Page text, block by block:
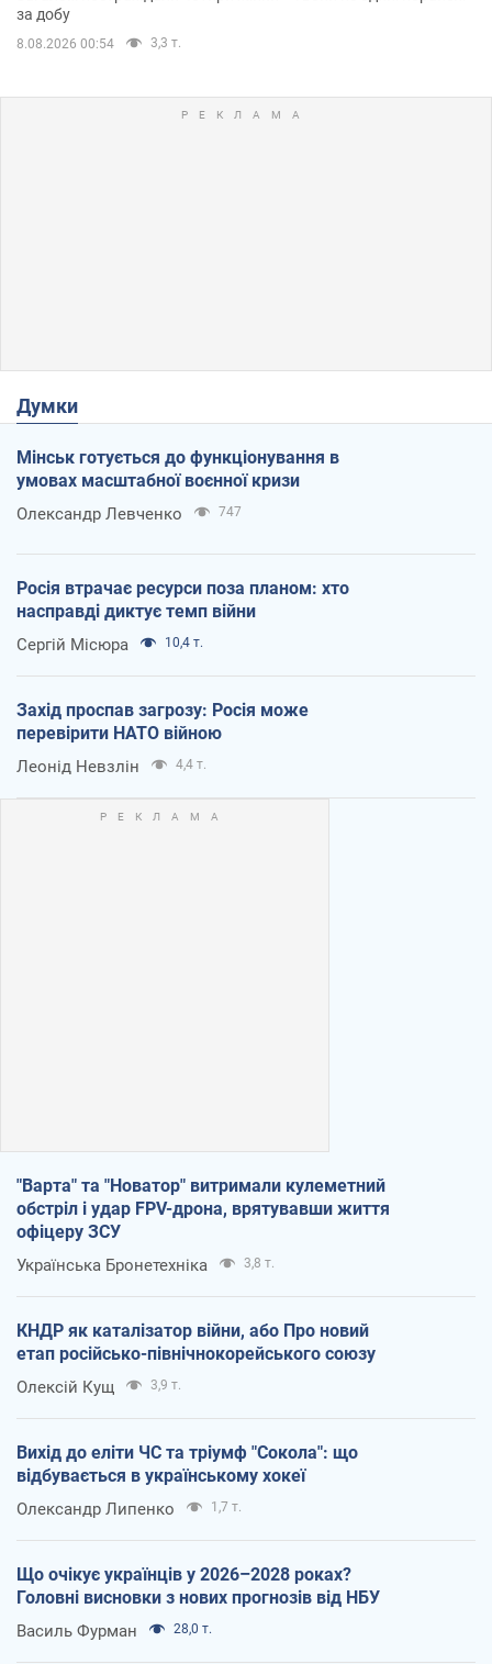
за добу
8.08.2026 00:54 3,3 т.
Думки
Мінськ готується до функціонування в
умовах масштабної воєнної кризи
Олександр Левченко 747
Росія втрачає ресурси поза планом: хто
насправді диктує темп війни
Сергій Місюра 10,4 т.
Захід проспав загрозу: Росія може
перевірити НАТО війною
Леонід Невзлін 4,4 т.
"Варта" та "Новатор" витримали кулеметний
обстріл і удар FPV-дрона, врятувавши життя
офіцеру ЗСУ
Українська Бронетехніка 3,8 т.
КНДР як каталізатор війни, або Про новий
етап російсько-північнокорейського союзу
Олексій Кущ 3,9 т.
Вихід до еліти ЧС та тріумф "Сокола": що
відбувається в українському хокеї
Олександр Липенко 1,7 т.
Що очікує українців у 2026–2028 роках?
Головні висновки з нових прогнозів від НБУ
Василь Фурман 28,0 т.